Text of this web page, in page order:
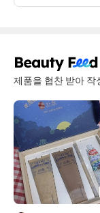
제품을 협찬 받아 작